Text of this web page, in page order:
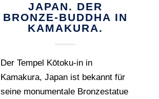
JAPAN. DER
BRONZE-BUDDHA IN
KAMAKURA.
Der Tempel Kōtoku-in in
Kamakura, Japan ist bekannt für
seine monumentale Bronzestatue